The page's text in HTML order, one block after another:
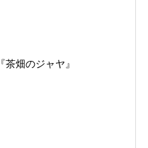
『茶畑のジャヤ』